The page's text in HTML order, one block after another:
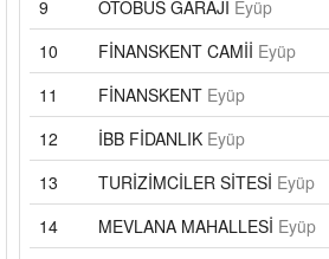
9 OTOBÜS GARAJI Eyüp
10
FİNANSKENT CAMİİ Eyüp
11
FİNANSKENT Eyüp
12
İBB FİDANLIK Eyüp
13
TURİZİMCİLER SİTESİ Eyüp
14
MEVLANA MAHALLESİ Eyüp